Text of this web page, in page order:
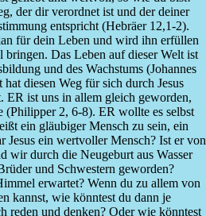
der dir verordnet ist und der deiner
entspricht (Hebräer 12,1-2).
für dein Leben und wird ihn erfüllen
bringen. Das Leben auf dieser Welt ist
und des Wachstums (Johannes
hat diesen Weg für sich durch Jesus
ER ist uns in allem gleich geworden,
(Philipper 2, 6-8). ER wollte es selbst
ein gläubiger Mensch zu sein, ein
Jesus ein wertvoller Mensch? Ist er von
wir durch die Neugeburt aus Wasser
und Schwestern geworden?
erwartet? Wenn du zu allem von
kannst, wie könntest du dann je
reden und denken? Oder wie könntest